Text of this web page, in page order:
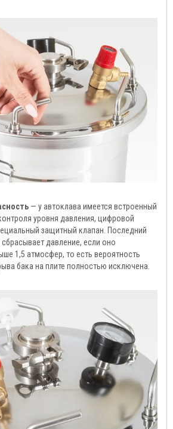
— у автоклава имеется встроенный
уровня давления, цифровой
защитный клапан. Последний
давление, если оно
1,5 атмосфер, то есть вероятность
бака на плите полностью исключена.